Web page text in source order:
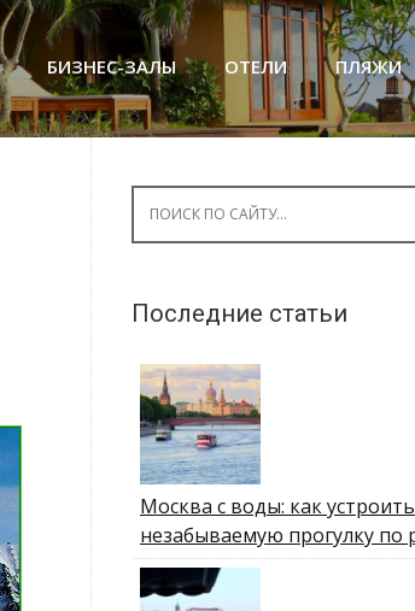
ПЛЯЖИ
ОТЕЛИ
БИЗНЕС-ЗАЛЫ
Последние статьи
Москва с воды: как устроить
незабываемую прогулку по